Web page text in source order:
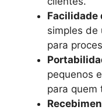
Facilidade
simples de
para
pequenos
para quem